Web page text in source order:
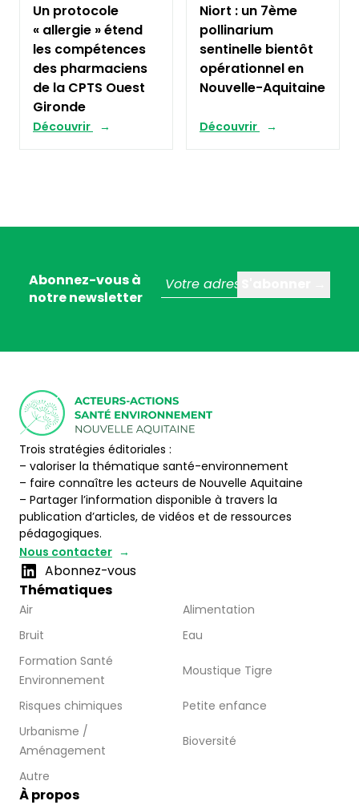
Un protocole
« allergie » étend
les compétences
des pharmaciens
de la CPTS Ouest
Gironde
Découvrir
Niort : un 7ème
pollinarium
sentinelle bientôt
opérationnel en
Nouvelle-Aquitaine
Découvrir
Abonnez-vous à
notre newsletter
Trois stratégies éditoriales :
– valoriser la thématique santé-environnement
– faire connaître les acteurs de Nouvelle Aquitaine
– Partager l’information disponible à travers la
publication d’articles, de vidéos et de ressources
pédagogiques.
Nous contacter
Abonnez-vous
Thématiques
Air
Alimentation
Bruit
Eau
Formation Santé
Environnement
Moustique Tigre
Risques chimiques
Petite enfance
Urbanisme /
Aménagement
Bioversité
Autre
À propos